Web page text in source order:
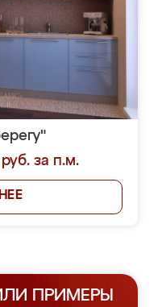
за п.м.
ПРИМЕРЫ